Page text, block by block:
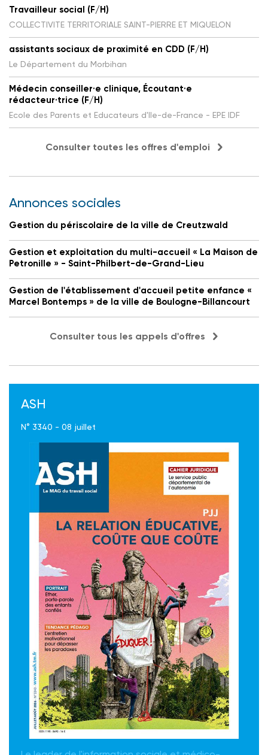
Travailleur social (F/H)
COLLECTIVITE TERRITORIALE SAINT-PIERRE ET MIQUELON
assistants sociaux de proximité en CDD (F/H)
Le Département du Morbihan
Médecin conseiller·e clinique, Écoutant·e
rédacteur·trice (F/H)
Ecole des Parents et Educateurs d'Ile-de-France - EPE IDF
Consulter toutes les offres d'emploi
Annonces sociales
Gestion du périscolaire de la ville de Creutzwald
Gestion et exploitation du multi-accueil « La Maison de
Petronille » - Saint-Philbert-de-Grand-Lieu
Gestion de l'établissement d'accueil petite enfance «
Marcel Bontemps » de la ville de Boulogne-Billancourt
Consulter tous les appels d'offres
ASH
N° 3340 - 08 juillet